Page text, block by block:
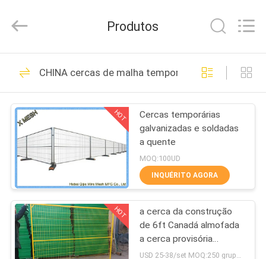
CASA
PRODUTOS
SOBRE
NÓS
EXCURSÃO
DA
FÁBRICA
Mesh
MFG
All
Reserved.
engranzamento
expandido do metal
138
Malha metálica
perfurada
107
Produtos
CHINA cercas de malha temporária
HOT
Cercas temporárias
galvanizadas e soldadas
a quente
MOQ:100UD
INQUÉRITO AGORA
HOT
a cerca da construção
de 6ft Canadá almofada
a cerca provisória
revestida pó da malha